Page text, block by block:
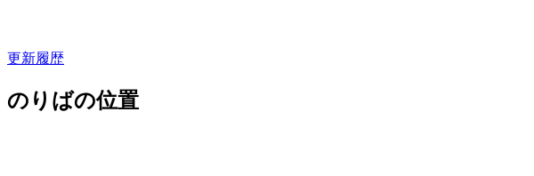
更新履歴
のりばの位置